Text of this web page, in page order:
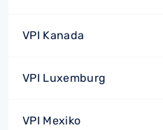
VPI Kanada
VPI Luxemburg
VPI Mexiko